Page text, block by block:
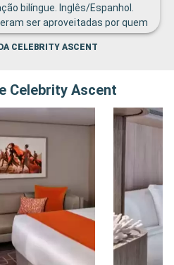
bilíngue. Inglês/Espanhol.
ser aproveitadas por quem
CELEBRITY ASCENT
Celebrity Ascent